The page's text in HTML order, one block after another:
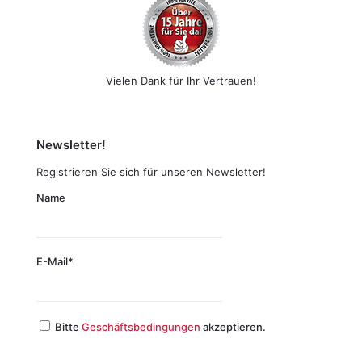
Vielen Dank für Ihr Vertrauen!
Newsletter!
Registrieren Sie sich für unseren Newsletter!
Name
E-Mail*
Bitte Geschäftsbedingungen akzeptieren.